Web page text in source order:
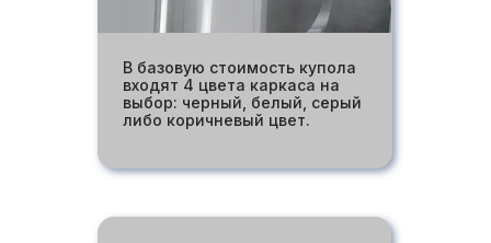
В базовую стоимость купола
входят 4 цвета каркаса на
выбор: черный, белый, серый
либо коричневый цвет.